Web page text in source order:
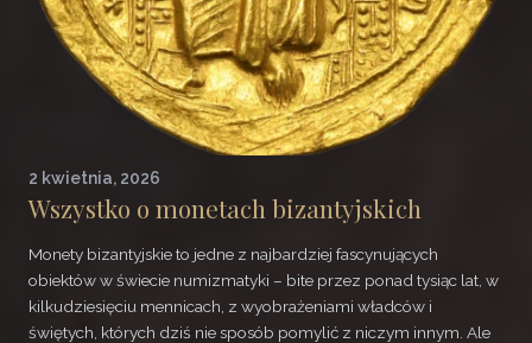
2 kwietnia, 2026
Wszystko o monetach bizantyjskich
Monety bizantyjskie to jedne z najbardziej fascynujących
obiektów w świecie numizmatyki – bite przez ponad tysiąc lat, w
kilkudziesięciu mennicach, z wyobrażeniami władców i
świętych, których dziś nie sposób pomylić z niczym innym. Ale